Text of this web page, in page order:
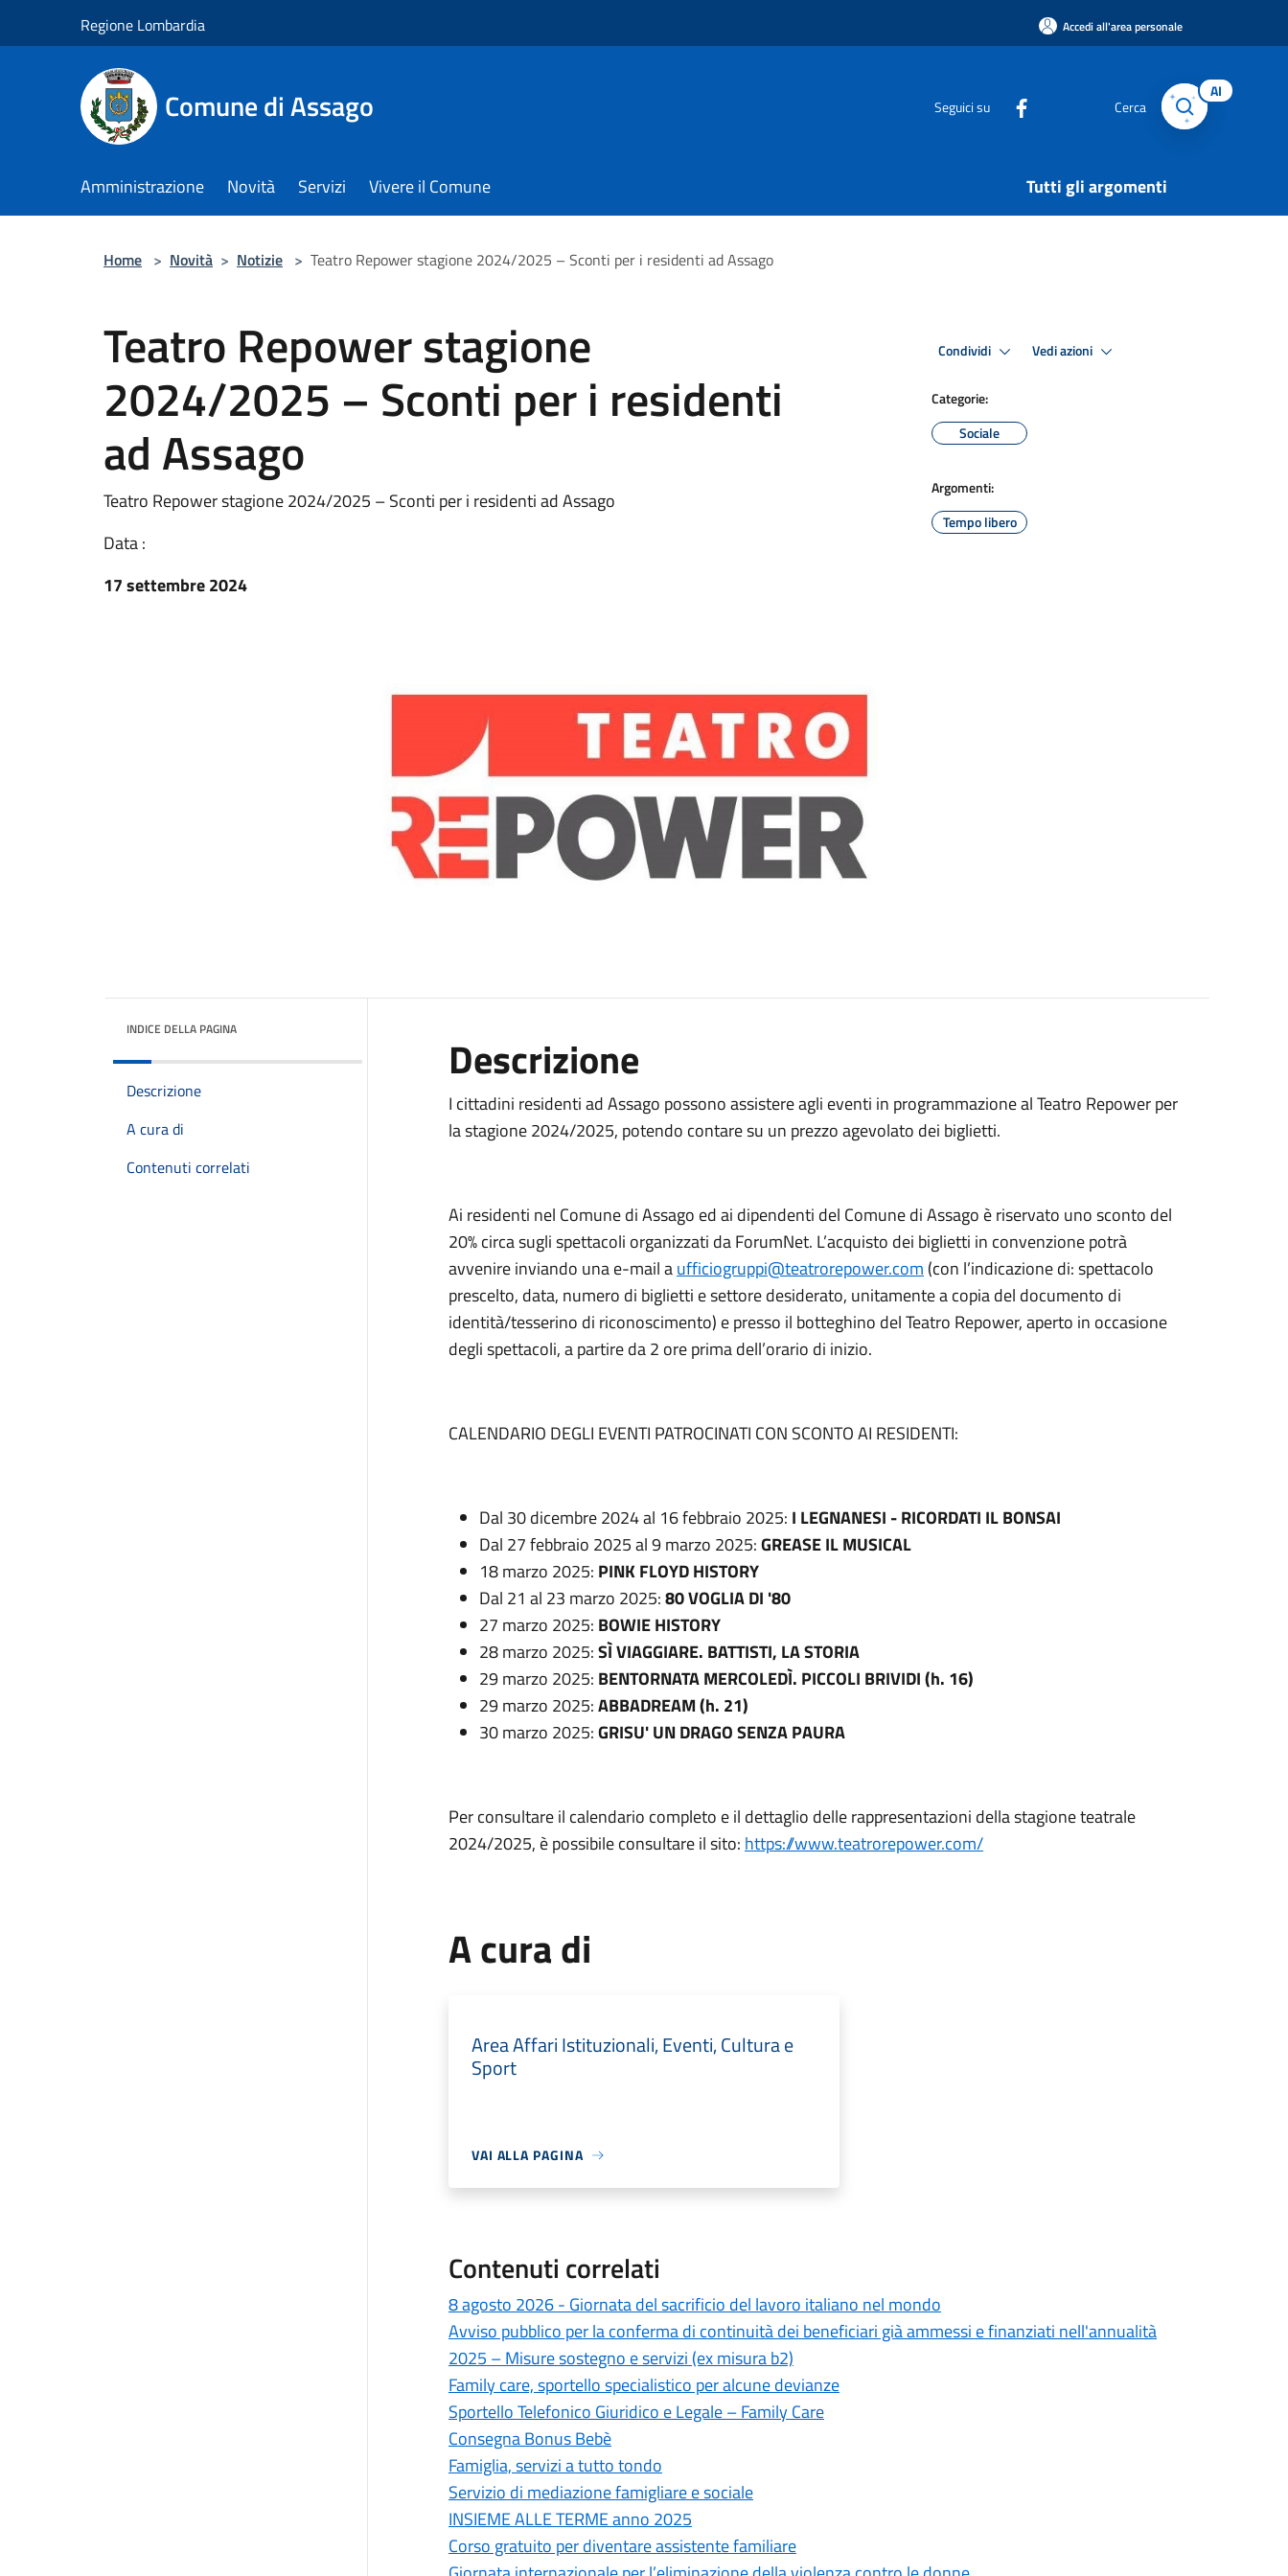
Regione Lombardia Accedi all'area personale
Comune di Assago Seguici su Cerca
AI
Amministrazione Novità Servizi Vivere il Comune Tutti gli argomenti
Home > Novità > Notizie > Teatro Repower stagione 2024/2025 – Sconti per i residenti ad Assago
Teatro Repower stagione
2024/2025 – Sconti per i residenti
ad Assago
Teatro Repower stagione 2024/2025 – Sconti per i residenti ad Assago
Data :
17 settembre 2024
Condividi Vedi azioni
Categorie:
Sociale
Argomenti:
Tempo libero
INDICE DELLA PAGINA
Descrizione
A cura di
Contenuti correlati
Descrizione
I cittadini residenti ad Assago possono assistere agli eventi in programmazione al Teatro Repower per
la stagione 2024/2025, potendo contare su un prezzo agevolato dei biglietti.
Ai residenti nel Comune di Assago ed ai dipendenti del Comune di Assago è riservato uno sconto del
20% circa sugli spettacoli organizzati da ForumNet. L’acquisto dei biglietti in convenzione potrà
avvenire inviando una e-mail aufficiogruppi@teatrorepower.com (con l’indicazione di: spettacolo
prescelto, data, numero di biglietti e settore desiderato, unitamente a copia del documento di
identità/tesserino di riconoscimento) e presso il botteghino del Teatro Repower, aperto in occasione
degli spettacoli, a partire da 2 ore prima dell’orario di inizio.
CALENDARIO DEGLI EVENTI PATROCINATI CON SCONTO AI RESIDENTI:
Dal 30 dicembre 2024 al 16 febbraio 2025: I LEGNANESI - RICORDATI IL BONSAI
Dal 27 febbraio 2025 al 9 marzo 2025:GREASE IL MUSICAL
18 marzo 2025: PINK FLOYD HISTORY
Dal 21 al 23 marzo 2025:80 VOGLIA DI '80
27 marzo 2025: BOWIE HISTORY
28 marzo 2025:SÌ VIAGGIARE. BATTISTI, LA STORIA
29 marzo 2025: BENTORNATA MERCOLEDÌ. PICCOLI BRIVIDI (h. 16)
29 marzo 2025:ABBADREAM (h. 21)
30 marzo 2025:GRISU' UN DRAGO SENZA PAURA
Per consultare il calendario completo e il dettaglio delle rappresentazioni della stagione teatrale
2024/2025, è possibile consultare il sito: https://www.teatrorepower.com/
A cura di
Area Affari Istituzionali, Eventi, Cultura e
Sport
VAI ALLA PAGINA
Contenuti correlati
8 agosto 2026 - Giornata del sacrificio del lavoro italiano nel mondo
Avviso pubblico per la conferma di continuità dei beneficiari già ammessi e finanziati nell'annualità
2025 – Misure sostegno e servizi (ex misura b2)
Family care, sportello specialistico per alcune devianze
Sportello Telefonico Giuridico e Legale – Family Care
Consegna Bonus Bebè
Famiglia, servizi a tutto tondo
Servizio di mediazione famigliare e sociale
INSIEME ALLE TERME anno 2025
Corso gratuito per diventare assistente familiare